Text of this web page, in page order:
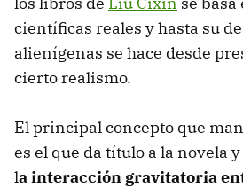
científicas reales y hasta su
alienígenas se hace desde
cierto realismo.
El principal concepto que
es el que da título a la novela
la interacción gravitatoria